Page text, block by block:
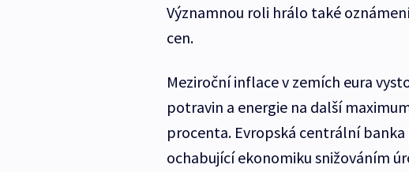
Významnou roli hrálo také
cen.
Meziroční inflace v zemích eura
potravin a energie na další
procenta. Evropská centrální
ochabující ekonomiku snižováním